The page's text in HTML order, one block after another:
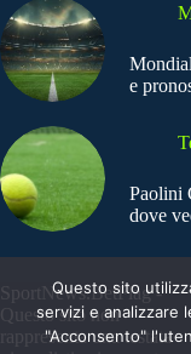
e
Paolini
dove
SportNews.BetFlag -
Questo sito non
rappresenta una testata
Questo sito
servizi e analizzare
"Acconsento"